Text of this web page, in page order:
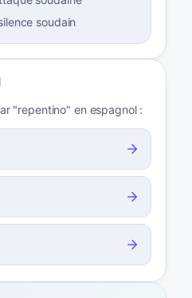
soudain
"repentino" en espagnol :